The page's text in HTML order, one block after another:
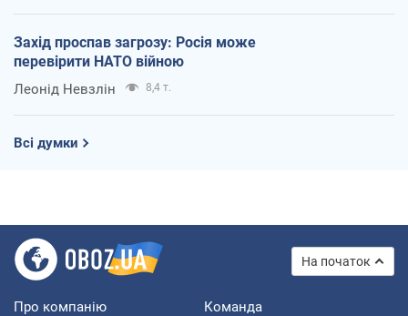
Захід проспав загрозу: Росія може
перевірити НАТО війною
Леонід Невзлін 8,4 т.
Всі думки
На початок
Про компанію Команда